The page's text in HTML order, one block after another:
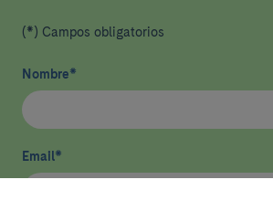
(*) Campos obligatorios
Nombre*
Email*